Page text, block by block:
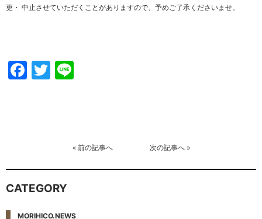
更・ 中止させていただくことがありますので、予めご了承くださいませ。
Facebook
Twitter
« 前の記事へ 次の記事へ»
CATEGORY
MORIHICO.NEWS